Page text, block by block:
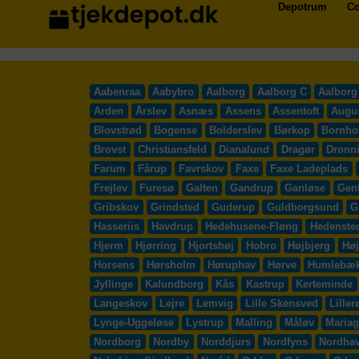
Depotrum
Aabenraa Aabybro Aalborg Aalborg C
Arden
Årslev Asnæs Assens Assentoft
Blovstrød
Bogense Bolderslev Børkop
Brovst
Christiansfeld Dianalund Dragør
Farum
Fårup Favrskov Faxe Faxe Ladeplads
Frejlev
Furesø Galten Gandrup Ganløse
Gribskov
Grindsted Guderup Guldborgsund
Hasseriis
Havdrup Hedehusene-Fløng Hedensted
Hjerm
Hjørring Hjortshøj Hobro Højbjerg
Horsens
Hørsholm Høruphav Hørve
Jyllinge
Kalundborg Kås Kastrup Kerteminde
Langeskov
Lejre Lemvig Lille Skensved
Lynge-Uggeløse
Lystrup Malling Måløv
Nordborg
Nordby Norddjurs Nordfyns